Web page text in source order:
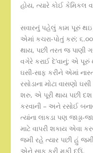
હોય, ત્યારે કોઈ કેમિકલ
સવારનું પહેલું કામ પૂરું થઇ
એમાં કચરા-પોતું કરું;
થાય, પછી તરત જ પાણી
વગેરે કરાઈ દે’વાનું; એ
ઘસી-સાફ કરીને એમાં
રસોડાના મોટા વાસણો
શરુ, એ પૂરી થાય પછી દશ
કરવાની – અને રસોઈ
ત્યાંના લાકડા પણ જાડ્ડા-
માટે વાપરી શકાય એવા
જમી રહે ત્યાર પછી હું
એને સાફ કરી મૂકી દઉં.